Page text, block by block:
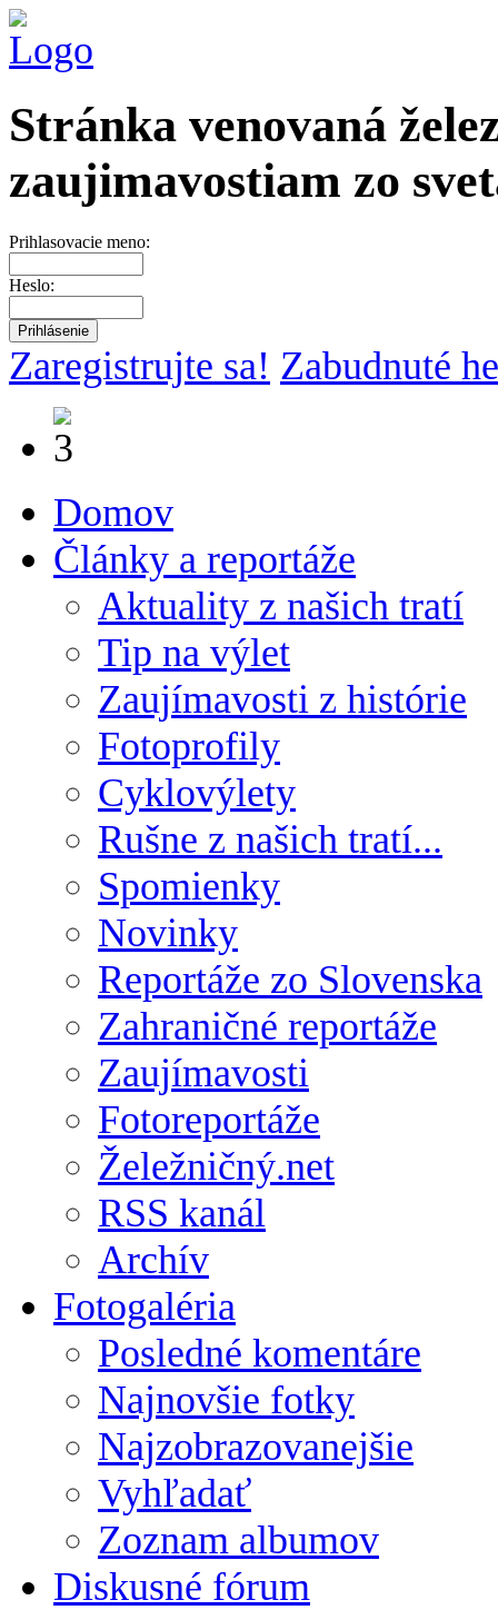
Stránka venovaná
zaujimavostiam zo
Prihlasovacie meno:
Heslo:
Zaregistrujte sa! Zabudnuté
Domov
Články a reportáže
Aktuality z našich tratí
Tip na výlet
Zaujímavosti z histórie
Fotoprofily
Cyklovýlety
Rušne z našich tratí...
Spomienky
Novinky
Reportáže zo Slovenska
Zahraničné reportáže
Zaujímavosti
Fotoreportáže
Želežničný.net
RSS kanál
Archív
Fotogaléria
Posledné komentáre
Najnovšie fotky
Najzobrazovanejšie
Vyhľadať
Zoznam albumov
Diskusné fórum